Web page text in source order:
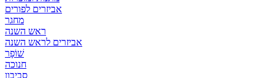
אביזרים לפורים
מחגר
ראש השנה
אביזרים לראש השנה
שׁוֹפָר
חנוכה
סביבון